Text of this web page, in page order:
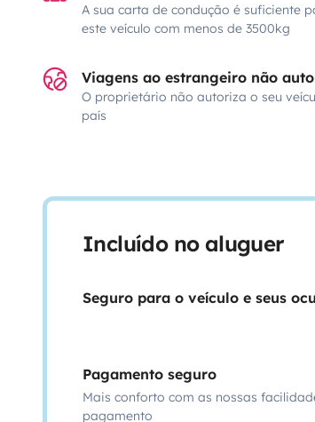
A sua carta de condução é suficiente
este veículo com menos de 3500kg
Viagens ao estrangeiro não
O proprietário não autoriza o seu
país
Incluído no aluguer
Seguro para o veículo e seus
Pagamento seguro
Mais conforto com as nossas
pagamento